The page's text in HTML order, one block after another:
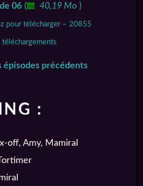
06( 40,19 Mo )
pour télécharger – 20855
téléchargements
épisodes précédents
:
off, Amy, Mamiral